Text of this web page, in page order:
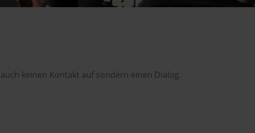
keinen Kontakt auf sondern einen Dialog.